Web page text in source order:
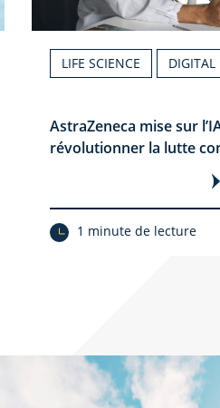
LIFE SCIENCE DIGITAL
AstraZeneca mise sur
révolutionner la lutte
1 minute de lecture